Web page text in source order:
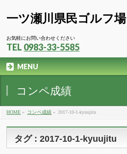
一ツ瀬川県民ゴルフ場
お気軽にお問い合わせください
TEL 0983-33-5585
MENU
コンペ成績
HOME » コンペ成績 » 2017-10-1-kyuujitu
タグ : 2017-10-1-kyuujitu